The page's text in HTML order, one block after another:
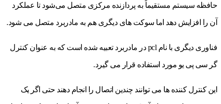
حافظه سیستم مستقیماً به پردازنده مرکزی متصل می‌شود تا عملکرد
آن را افزایش دهد اما سوکت های دیگری هم به مادربرد متصل می شود.
فناوری دیگری با نام pcl در مادربرد تعبیه شده است که به عنوان کنترل
گر سی پی یو مورد استفاده قرار می گیرد.
این کنترل کننده ها می توانند چندین اتصال را انجام دهند حتی اگر یک